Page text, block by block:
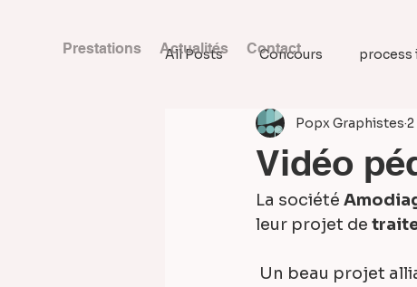
Prestations Actualités Contact
All Posts Concours process
Vidéo
Popx Graphistes
La société
leur projet de